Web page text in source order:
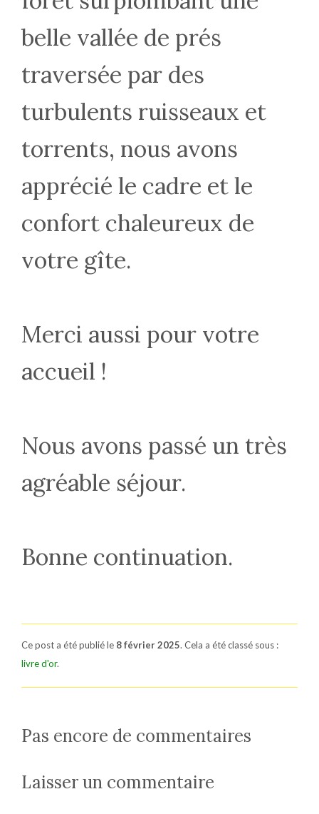
belle vallée de prés
traversée par des
turbulents ruisseaux et
torrents, nous avons
apprécié le cadre et le
confort chaleureux de
votre gîte.
Merci aussi pour votre
accueil !
Nous avons passé un très
agréable séjour.
Bonne continuation.
Ce post a été publié le 8 février 2025. Cela a été classé sous :
livre d'or.
Pas encore de commentaires
Laisser un commentaire